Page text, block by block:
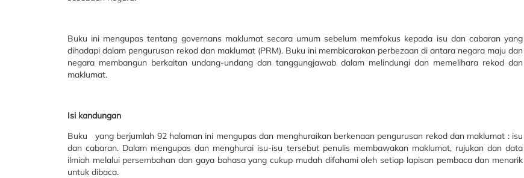
Buku ini mengupas tentang governans maklumat secara umum sebelum memfokus kepada isu dan cabaran yang
dihadapi dalam pengurusan rekod dan maklumat (PRM). Buku ini membicarakan perbezaan di antara negara maju dan
negara membangun berkaitan undang-undang dan tanggungjawab dalam melindungi dan memelihara rekod dan
maklumat.
Isi kandungan
Buku yang berjumlah 92 halaman ini mengupas dan menghuraikan berkenaan pengurusan rekod dan maklumat : isu
dan cabaran. Dalam mengupas dan menghurai isu-isu tersebut penulis membawakan maklumat, rujukan dan data
ilmiah melalui persembahan dan gaya bahasa yang cukup mudah difahami oleh setiap lapisan pembaca dan menarik
untuk dibaca.